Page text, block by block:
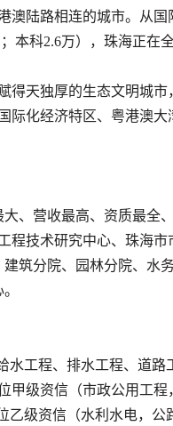
陆路相连的城市。从国
本科2.6万），珠海正在
天独厚的生态文明城
际化经济特区、粤港澳
、营收最高、资质最
技术研究中心、珠海
筑分院、园林分院、水务
水工程、排水工程、道
甲级资信（市政公用工程
乙级资信（水利水电，